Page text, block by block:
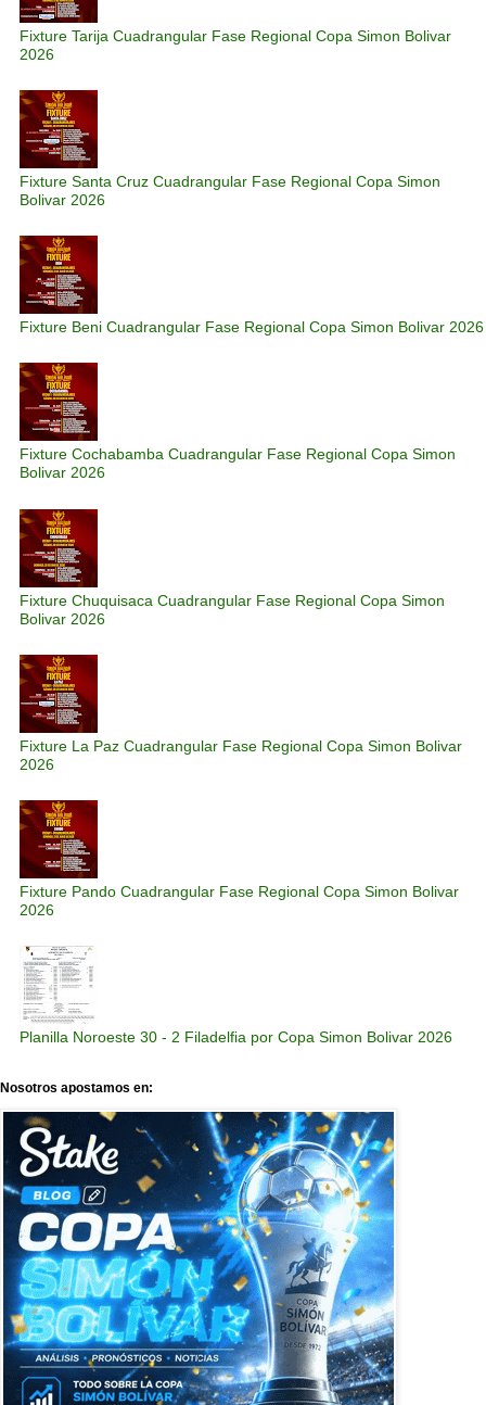
Fixture Tarija Cuadrangular Fase Regional Copa Simon Bolivar
2026
Fixture Santa Cruz Cuadrangular Fase Regional Copa Simon
Bolivar 2026
Fixture Beni Cuadrangular Fase Regional Copa Simon Bolivar 2026
Fixture Cochabamba Cuadrangular Fase Regional Copa Simon
Bolivar 2026
Fixture Chuquisaca Cuadrangular Fase Regional Copa Simon
Bolivar 2026
Fixture La Paz Cuadrangular Fase Regional Copa Simon Bolivar
2026
Fixture Pando Cuadrangular Fase Regional Copa Simon Bolivar
2026
Planilla Noroeste 30 - 2 Filadelfia por Copa Simon Bolivar 2026
Nosotros apostamos en: